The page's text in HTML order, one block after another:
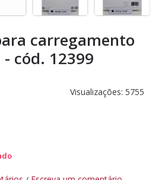
carregamento
cód. 12399
Visualizações: 5755